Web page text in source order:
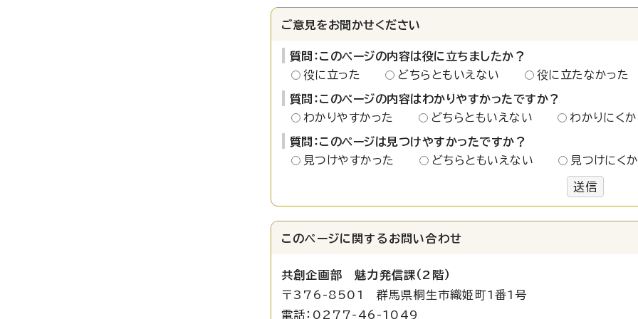
ご意見をお聞かせください
質問：このページの内容は役に立ちましたか？
役に立った
どちらともいえない 役に立たなかった
質問：このページの内容はわかりやすかったですか？
わかりやすかった
どちらともいえない わかりにくか
質問：このページは見つけやすかったですか？
見つけやすかった
どちらともいえない 見つけにく
送信
このページに関する お問い合わせ
共創企画部 魅力発信課（2階）
〒376-8501 群馬県桐生市織姫町1番1号
電話：0277-46-1049